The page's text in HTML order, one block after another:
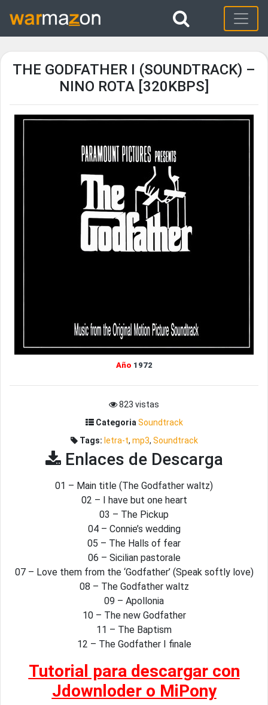
THE GODFATHER I (SOUNDTRACK) –
NINO ROTA [320KBPS]
Año 1972
823 vistas
Categoria Soundtrack
Tags: letra-t, mp3, Soundtrack
Enlaces de Descarga
01 – Main title (The Godfather waltz)
02 – I have but one heart
03 – The Pickup
04 – Connie’s wedding
05 – The Halls of fear
06 – Sicilian pastorale
07 – Love them from the ‘Godfather’ (Speak softly love)
08 – The Godfather waltz
09 – Apollonia
10 – The new Godfather
11 – The Baptism
12 – The Godfather I finale
Tutorial para descargar con
Jdownloder o MiPony